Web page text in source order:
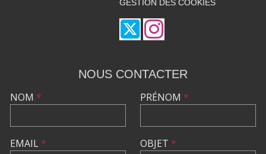
GESTION DES COOKIES
NOUS CONTACTER
NOM *
EMAIL*
PRÉNOM *
OBJET *